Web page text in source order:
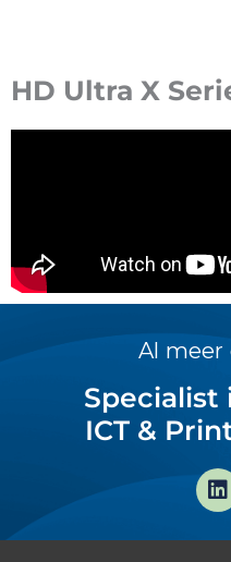
HD Ultra X
Al meer
Specialist
ICT &
L
i
k